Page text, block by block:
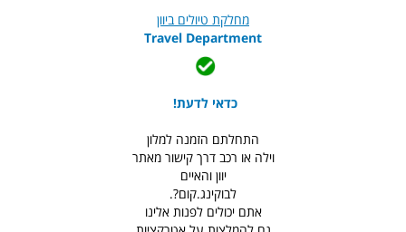
מחלקת טיולים ביוון
Travel Department
כדאי לדעת!
התחלתם הזמנה למלון
וילה או רכב דרך קישור מאתר
יוון והאיים
לבוקינג.קום?.
אתם יכולים לפנות אלינו